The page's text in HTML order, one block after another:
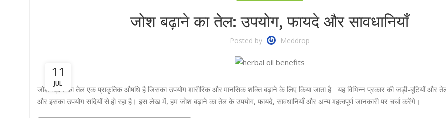
जोश बढ़ाने का तेल: उपयोग, फायदे और सावधानियाँ
Posted by Meddrop
11
JUL
जोश बढ़ाने का तेल एक प्राकृतिक औषधि है जिसका उपयोग शारीरिक और मानसिक शक्ति बढ़ाने के लिए किया जाता है। यह विभिन्न प्रकार की जड़ी-बूटियों और
और इसका उपयोग सदियों से हो रहा है। इस लेख में, हम जोश बढ़ाने का तेल के उपयोग, फायदे, सावधानियाँ और अन्य महत्वपूर्ण जानकारी पर चर्चा करेंगे।